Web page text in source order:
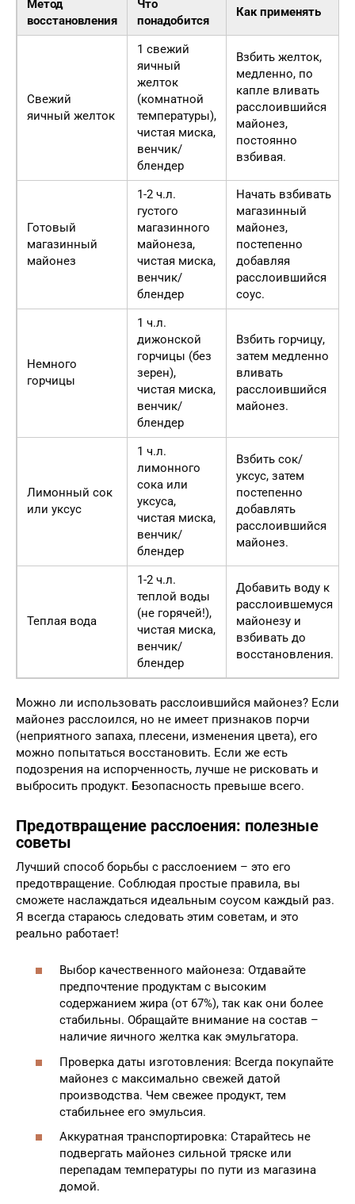
Метод
восстановления
Что
понадобится
Как применять
Свежий
яичный желток
1 свежий
яичный
желток
(комнатной
температуры),
чистая миска,
венчик/
блендер
Взбить желток,
медленно, по
капле вливать
расслоившийся
майонез,
постоянно
взбивая.
Готовый
магазинный
майонез
1-2 ч.л.
густого
магазинного
майонеза,
чистая миска,
венчик/
блендер
Начать взбивать
магазинный
майонез,
постепенно
добавляя
расслоившийся
соус.
Немного
горчицы
1 ч.л.
дижонской
горчицы (без
зерен),
чистая миска,
венчик/
блендер
Взбить горчицу,
затем медленно
вливать
расслоившийся
майонез.
Лимонный сок
или уксус
1 ч.л.
лимонного
сока или
уксуса,
чистая миска,
венчик/
блендер
Взбить сок/
уксус, затем
постепенно
добавлять
расслоившийся
майонез.
Теплая вода
1-2 ч.л.
теплой воды
(не горячей!),
чистая миска,
венчик/
блендер
Добавить воду к
расслоившемуся
майонезу и
взбивать до
восстановления.
Можно ли использовать расслоившийся майонез? Если
майонез расслоился, но не имеет признаков порчи
(неприятного запаха, плесени, изменения цвета), его
можно попытаться восстановить. Если же есть
подозрения на испорченность, лучше не рисковать и
выбросить продукт. Безопасность превыше всего.
Предотвращение расслоения: полезные
советы
Лучший способ борьбы с расслоением – это его
предотвращение. Соблюдая простые правила, вы
сможете наслаждаться идеальным соусом каждый раз.
Я всегда стараюсь следовать этим советам, и это
реально работает!
Выбор качественного майонеза: Отдавайте
предпочтение продуктам с высоким
содержанием жира (от 67%), так как они более
стабильны. Обращайте внимание на состав –
наличие яичного желтка как эмульгатора.
Проверка даты изготовления: Всегда покупайте
майонез с максимально свежей датой
производства. Чем свежее продукт, тем
стабильнее его эмульсия.
Аккуратная транспортировка: Старайтесь не
подвергать майонез сильной тряске или
перепадам температуры по пути из магазина
домой.